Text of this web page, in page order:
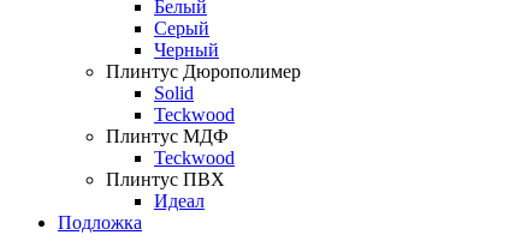
Белый
Серый
Черный
Плинтус Дюрополимер
Solid
Teckwood
Плинтус МДФ
Teckwood
Плинтус ПВХ
Идеал
Подложка